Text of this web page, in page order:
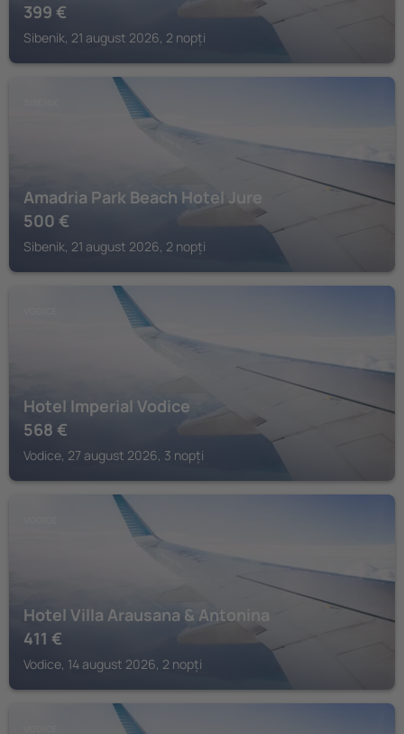
399 €
Sibenik, 21 august 2026, 2 nopți
Amadria Park Beach Hotel Jure
500 €
Sibenik, 21 august 2026, 2 nopți
Hotel Imperial Vodice
568 €
Vodice, 27 august 2026, 3 nopți
Hotel Villa Arausana & Antonina
411 €
Vodice, 14 august 2026, 2 nopți